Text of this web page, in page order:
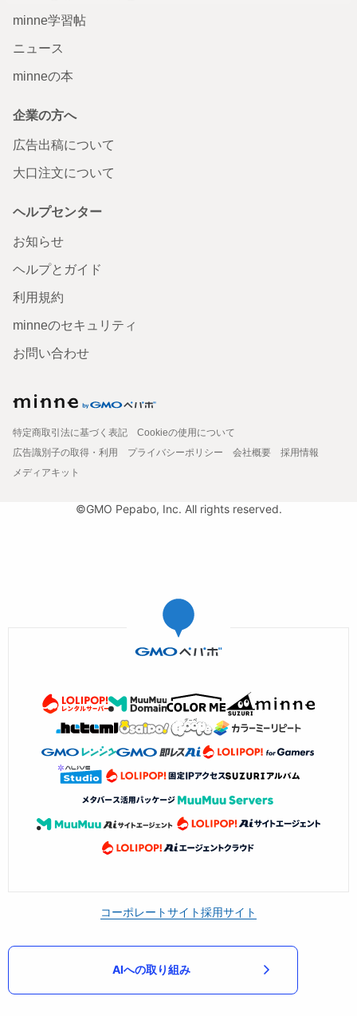
minne学習帖
ニュース
minneの本
企業の方へ
広告出稿について
大口注文について
ヘルプセンター
お知らせ
ヘルプとガイド
利用規約
minneのセキュリティ
お問い合わせ
特定商取引法に基づく表記
Cookieの使用について
広告識別子の取得・利用
プライバシーポリシー 会社概要
採用情報
メディアキット
©GMO Pepabo, Inc. All rights reserved.
コーポレートサイト採用サイト
AIへの取り組み